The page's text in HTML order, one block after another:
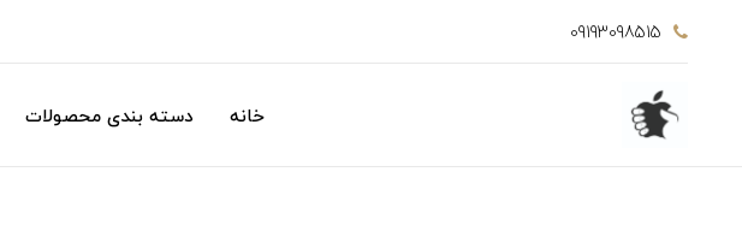
09193098515
خانه دسته بندی محصولات